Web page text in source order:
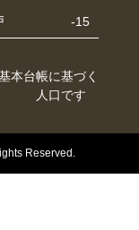
-15
台帳に基づく
人口です
Reserved.